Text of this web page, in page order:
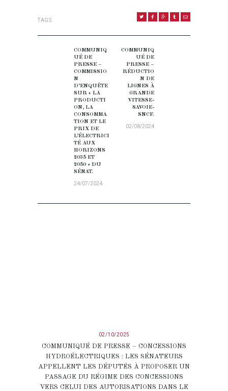
TAGS:
Previous post:
COMMUNIQ
UÉ DE
PRESSE –
COMMISSIO
N
D’ENQUÊTE
SUR « LA
PRODUCTI
ON, LA
CONSOMMA
TION ET LE
PRIX DE
L’ÉLECTRICI
TÉ AUX
HORIZONS
2035 ET
2050 » DU
SÉNAT.
24/07/2024
COMMUNIQ
UÉ DE
PRESSE –
RÉDUCTIO
N DE
LIGNES À
GRANDE
VITESSE-
SAVOIE-
SNCF.
02/08/2024
02/10/2025
COMMUNIQUÉ DE PRESSE – CONCESSIONS
HYDROÉLECTRIQUES : LES SÉNATEURS
APPELLENT LES DÉPUTÉS À PROPOSER UN
PASSAGE DU RÉGIME DES CONCESSIONS
VERS CELUI DES AUTORISATIONS DANS LE